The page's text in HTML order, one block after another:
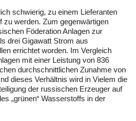
schwierig, zu einem Lieferanten
zu werden. Zum gegenwärtigen
Föderation Anlagen zur
drei Gigawatt Strom aus
errichtet worden. Im Vergleich
mit einer Leistung von 836
durchschnittlichen Zunahme von
dieses Verhältnis wird in Vielem die
der russischen Erzeuger auf
„grünen“ Wasserstoffs in der